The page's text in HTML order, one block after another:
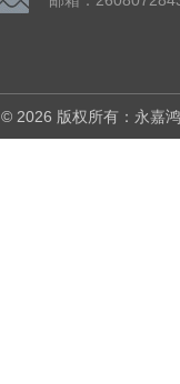
© 2026 版权所有：永嘉